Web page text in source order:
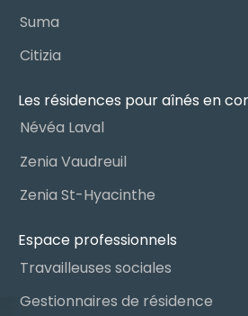
Suma
Citizia
Les résidences pour aînés en
Névéa Laval
Zenia Vaudreuil
Zenia St-Hyacinthe
Espace professionnels
Travailleuses sociales
Gestionnaires de résidence